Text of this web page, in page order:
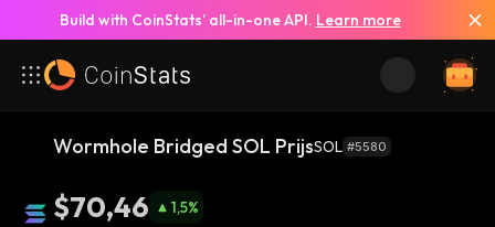
Build with CoinStats’ all-in-one API. Learn more
Wormhole Bridged SOL PrijsSOL #5580
$70,46 1,5%